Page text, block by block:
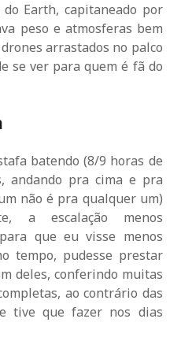
Earth, capitaneado por
peso e atmosferas bem
arrastados no palco
se ver para quem é fã do
batendo (8/9 horas de
andando pra cima e pra
não é pra qualquer um)
a escalação menos
que eu visse menos
tempo, pudesse prestar
deles, conferindo muitas
ao contrário das
tive que fazer nos dias